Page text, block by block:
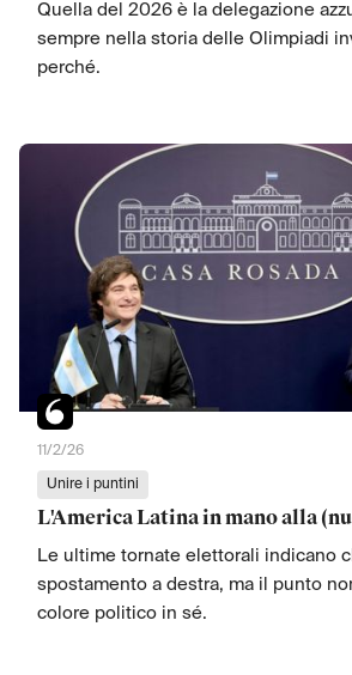
Quella del 2026 è la delegazione
sempre nella storia delle Olimpiadi
perché.
11/2/26
Unire i puntini
L'America Latina in mano alla
Le ultime tornate elettorali indicano
spostamento a destra, ma il punto
colore politico in sé.